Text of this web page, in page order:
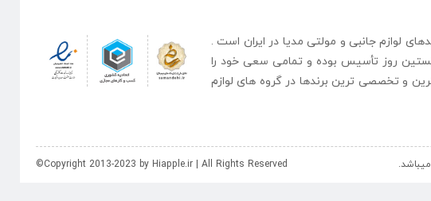
لوازم جانبی و مولتی مدیا در ایران است .
روز تأسیس بوده و تمامی سعی خود را
و تخصصی ترین برندها در گروه های لوازم
©Copyright 2013-2023 by Hiapple.ir | All Rights Reserved